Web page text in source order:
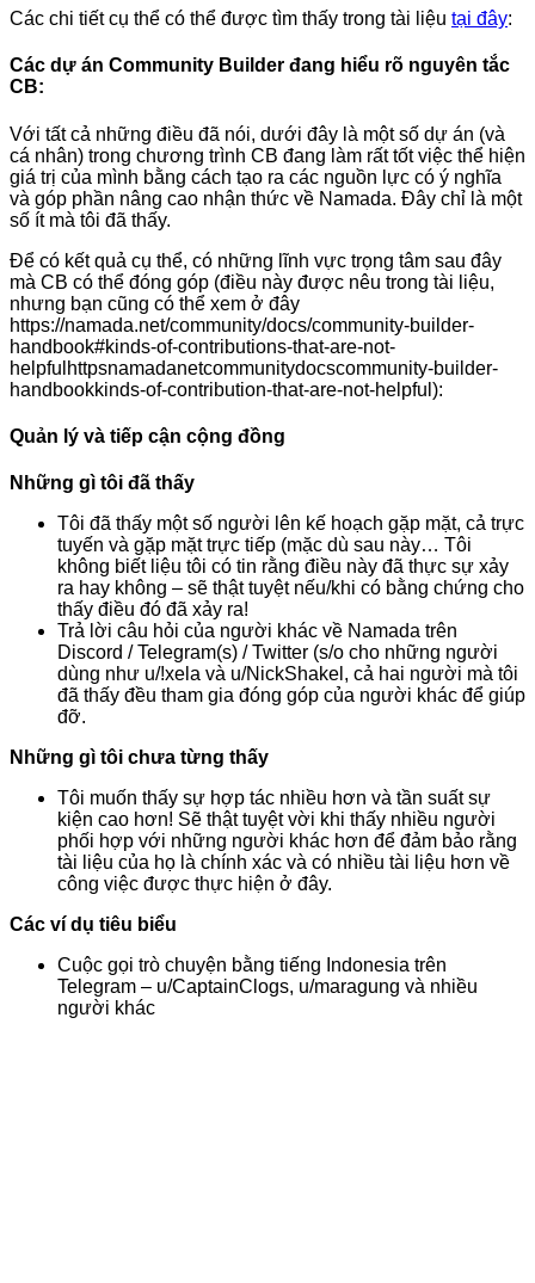
Các chi tiết cụ thể có thể được tìm thấy trong tài liệu tại đây:
Các dự án Community Builder đang hiểu rõ nguyên tắc
CB:
Với tất cả những điều đã nói, dưới đây là một số dự án (và
cá nhân) trong chương trình CB đang làm rất tốt việc thể hiện
giá trị của mình bằng cách tạo ra các nguồn lực có ý nghĩa
và góp phần nâng cao nhận thức về Namada. Đây chỉ là một
số ít mà tôi đã thấy.
Để có kết quả cụ thể, có những lĩnh vực trọng tâm sau đây
mà CB có thể đóng góp (điều này được nêu trong tài liệu,
nhưng bạn cũng có thể xem ở đây
https://namada.net/community/docs/community-builder-
handbook#kinds-of-contributions-that-are-not-
helpfulhttpsnamadanetcommunitydocscommunity-builder-
handbookkinds-of-contribution-that-are-not-helpful):
Quản lý và tiếp cận cộng đồng
Những gì tôi đã thấy
Tôi đã thấy một số người lên kế hoạch gặp mặt, cả trực
tuyến và gặp mặt trực tiếp (mặc dù sau này… Tôi
không biết liệu tôi có tin rằng điều này đã thực sự xảy
ra hay không – sẽ thật tuyệt nếu/khi có bằng chứng cho
thấy điều đó đã xảy ra!
Trả lời câu hỏi của người khác về Namada trên
Discord / Telegram(s) / Twitter (s/o cho những người
dùng như u/!xela và u/NickShakel, cả hai người mà tôi
đã thấy đều tham gia đóng góp của người khác để giúp
đỡ.
Những gì tôi chưa từng thấy
Tôi muốn thấy sự hợp tác nhiều hơn và tần suất sự
kiện cao hơn! Sẽ thật tuyệt vời khi thấy nhiều người
phối hợp với những người khác hơn để đảm bảo rằng
tài liệu của họ là chính xác và có nhiều tài liệu hơn về
công việc được thực hiện ở đây.
Các ví dụ tiêu biểu
Cuộc gọi trò chuyện bằng tiếng Indonesia trên
Telegram – u/CaptainClogs, u/maragung và nhiều
người khác